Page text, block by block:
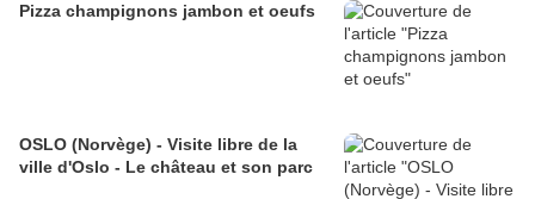
Pizza champignons jambon et oeufs
OSLO (Norvège) - Visite libre de la
ville d'Oslo - Le château et son parc